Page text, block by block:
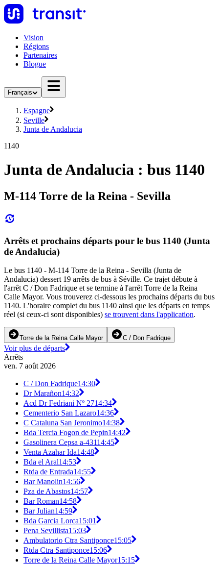
Vision
Régions
Partenaires
Blogue
Français
Espagne
Seville
Junta de Andalucia
1140
Junta de Andalucia : bus 1140
M-114 Torre de la Reina - Sevilla
Arrêts et prochains départs pour le bus 1140 (Junta
de Andalucia)
Le bus 1140 - M-114 Torre de la Reina - Sevilla (Junta de
Andalucia) dessert 19 arrêts de bus à Séville. Ce trajet débute à
l'arrêt C / Don Fadrique et se termine à l'arrêt Torre de la Reina
Calle Mayor. Vous trouverez ci-dessous les prochains départs du bus
1140. L'horaire complet du bus 1140 ainsi que les départs en temps
réel (si ceux-ci sont disponibles) se trouvent dans l'application.
Torre de la Reina Calle Mayor C / Don Fadrique
Voir plus de départs
Arrêts
ven. 7 août 2026
C / Don Fadrique14:30
Dr Marañon14:32
Acd Dr Fedriani Nº 2714:34
Cementerio San Lazaro14:36
C Cataluna San Jeronimo14:38
Bda Tercia Fogon de Pepin14:42
Gasolinera Cepsa a-43114:45
Venta Azahar Ida14:48
Bda el Aral14:53
Rtda de Entrada14:55
Bar Manolin14:56
Pza de Abastos14:57
Bar Roman14:58
Bar Julian14:59
Bda Garcia Lorca15:01
Pena Sevillista15:03
Ambulatorio Ctra Santiponce15:05
Rtda Ctra Santiponce15:06
Torre de la Reina Calle Mayor15:15